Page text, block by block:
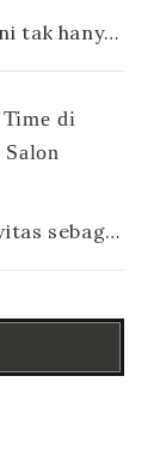
Coffee shop kini tak hanya diburu oleh para penikmat kopi, tapi juga dicari oleh semua kalangan dari mahasiswa, karyawan hingga ibu rumah ...
di
Salon
Di tengah aktivitas sebagai ibu rumah tangga atau pun ibu pekerja, sesungguhnya para mamak tetap membutuhkan yang namanya me time . Sela...